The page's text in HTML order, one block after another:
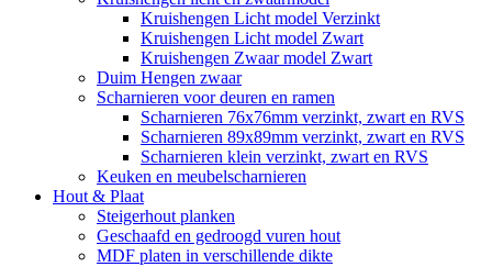
Kruishengen Licht model Verzinkt
Kruishengen Licht model Zwart
Kruishengen Zwaar model Zwart
Duim Hengen zwaar
Scharnieren voor deuren en ramen
Scharnieren 76x76mm verzinkt, zwart en RVS
Scharnieren 89x89mm verzinkt, zwart en RVS
Scharnieren klein verzinkt, zwart en RVS
Keuken en meubelscharnieren
Hout & Plaat
Steigerhout planken
Geschaafd en gedroogd vuren hout
MDF platen in verschillende dikte